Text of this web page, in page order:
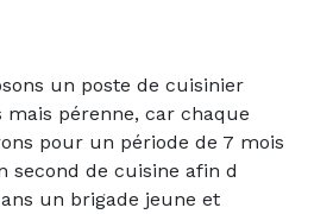
touristique en pleine saison
un poste de cuisinier
mais pérenne, car chaque
pour un période de 7 mois
second de cuisine afin d
un brigade jeune et